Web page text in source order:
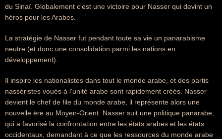
du Sinaï. Globalement c'est une victoire pour Nasser qui devint un
héros pour les Arabes.
La stratégie de Nasser fut pendant toute sa vie un panarabisme
neutre (et donc une consolidation parmi les nations en
développement).
Il inspire les nationalistes dans tout le monde arabe, et des partis
nasséristes voués à l'unité arabe sont rapidement créés. Nasser
devient le chef de file du monde arabe, il représente alors une
nouvelle ère au Moyen-Orient. Nasser suit une politique panarabe,
qui a favorisé la confrontation entre les états arabes et les états
occidentaux, demandant à ce que les ressources du monde arabe